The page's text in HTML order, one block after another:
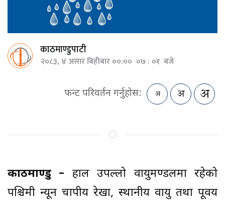
काठमाण्डुपाटी
२०८३, ४ असार बिहीबार ००:०० ०७ : ०१ बजे
फन्ट परिवर्तन गर्नुहोस:
काठमाण्डु – हाल उपल्लो वायुमण्डलमा रहेको
पश्चिमी न्यून चापीय रेखा, स्थानीय वायु तथा पूर्वीय